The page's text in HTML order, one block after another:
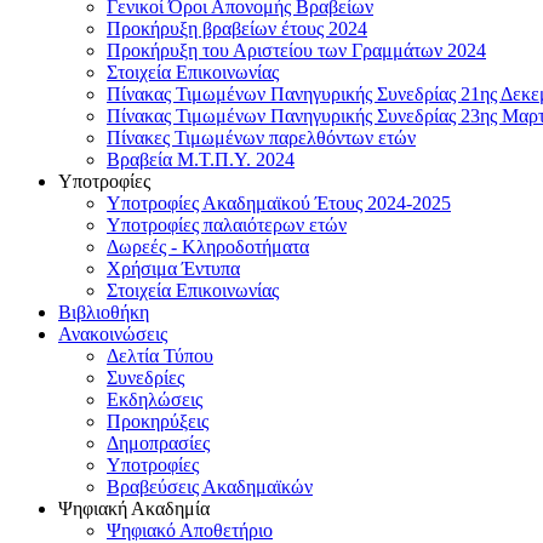
Γενικοί Όροι Απονομής Βραβείων
Προκήρυξη βραβείων έτους 2024
Προκήρυξη του Αριστείου των Γραμμάτων 2024
Στοιχεία Επικοινωνίας
Πίνακας Τιμωμένων Πανηγυρικής Συνεδρίας 21ης
Πίνακας Τιμωμένων Πανηγυρικής Συνεδρίας 23ης
Πίνακες Τιμωμένων παρελθόντων ετών
Βραβεία Μ.Τ.Π.Υ. 2024
Υποτροφίες
Υποτροφίες Ακαδημαϊκού Έτους 2024-2025
Υποτροφίες παλαιότερων ετών
Δωρεές - Κληροδοτήματα
Χρήσιμα Έντυπα
Στοιχεία Επικοινωνίας
Βιβλιοθήκη
Ανακοινώσεις
Δελτία Τύπου
Συνεδρίες
Εκδηλώσεις
Προκηρύξεις
Δημοπρασίες
Υποτροφίες
Βραβεύσεις Ακαδημαϊκών
Ψηφιακή Ακαδημία
Ψηφιακό Αποθετήριο